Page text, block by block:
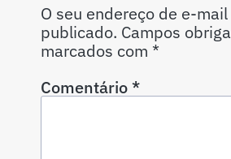
O seu endereço de e-
publicado. Campos
marcados com *
Comentário*